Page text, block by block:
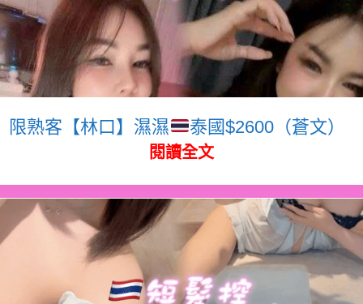
限熟客【林口】濕濕 泰國$2600（蒼文）
閱讀全文